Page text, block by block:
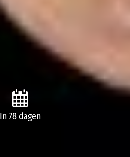
In 78 dagen